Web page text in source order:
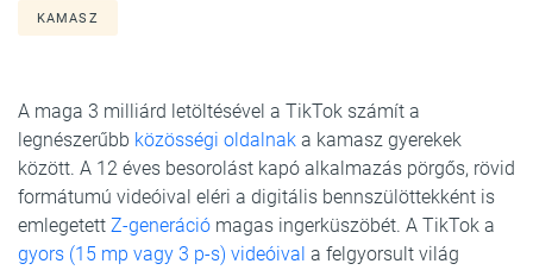
KAMASZ
A maga 3 milliárd letöltésével a TikTok számít a
legnészerűbb közösségi oldalnak a kamasz gyerekek
között. A 12 éves besorolást kapó alkalmazás pörgős, rövid
formátumú videóival eléri a digitális bennszülöttekként is
emlegetett Z-generáció magas ingerküszöbét. A TikTok a
gyors (15 mp vagy 3 p-s) videóival a felgyorsult világ